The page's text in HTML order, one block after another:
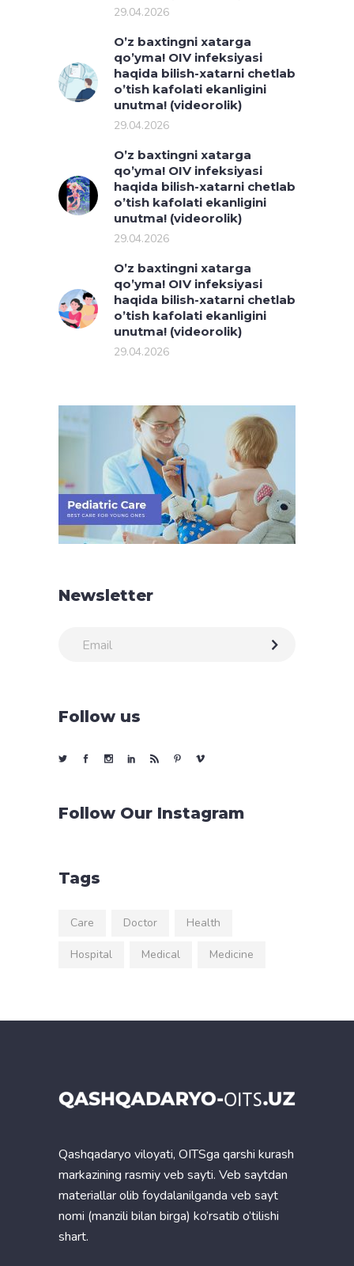
29.04.2026
O’z baxtingni xatarga
qo’yma! OIV infeksiyasi
haqida bilish-xatarni chetlab
o’tish kafolati ekanligini
unutma! (videorolik)
29.04.2026
O’z baxtingni xatarga
qo’yma! OIV infeksiyasi
haqida bilish-xatarni chetlab
o’tish kafolati ekanligini
unutma! (videorolik)
29.04.2026
O’z baxtingni xatarga
qo’yma! OIV infeksiyasi
haqida bilish-xatarni chetlab
o’tish kafolati ekanligini
unutma! (videorolik)
29.04.2026
Newsletter
Follow us
Follow Our Instagram
Tags
Care Doctor Health
Hospital Medical Medicine
Qashqadaryo viloyati, OITSga qarshi kurash
markazining rasmiy veb sayti. Veb saytdan
materiallar olib foydalanilganda veb sayt
nomi (manzili bilan birga) ko’rsatib o’tilishi
shart.